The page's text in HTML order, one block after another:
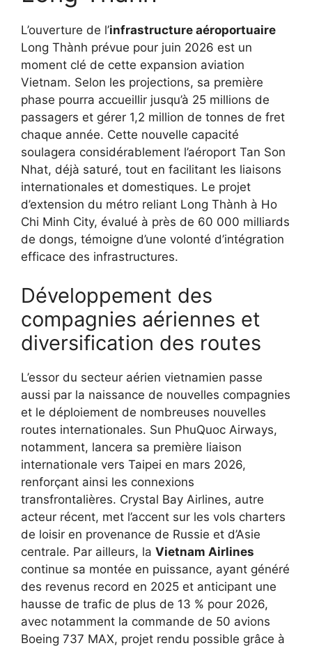
L’ouverture de l’infrastructure aéroportuaire
Long Thành prévue pour juin 2026 est un
moment clé de cette expansion aviation
Vietnam. Selon les projections, sa première
phase pourra accueillir jusqu’à 25 millions de
passagers et gérer 1,2 million de tonnes de fret
chaque année. Cette nouvelle capacité
soulagera considérablement l’aéroport Tan Son
Nhat, déjà saturé, tout en facilitant les liaisons
internationales et domestiques. Le projet
d’extension du métro reliant Long Thành à Ho
Chi Minh City, évalué à près de 60 000 milliards
de dongs, témoigne d’une volonté d’intégration
efficace des infrastructures.
Développement des
compagnies aériennes et
diversification des routes
L’essor du secteur aérien vietnamien passe
aussi par la naissance de nouvelles compagnies
et le déploiement de nombreuses nouvelles
routes internationales. Sun PhuQuoc Airways,
notamment, lancera sa première liaison
internationale vers Taipei en mars 2026,
renforçant ainsi les connexions
transfrontalières. Crystal Bay Airlines, autre
acteur récent, met l’accent sur les vols charters
de loisir en provenance de Russie et d’Asie
centrale. Par ailleurs, la Vietnam Airlines
continue sa montée en puissance, ayant généré
des revenus record en 2025 et anticipant une
hausse de trafic de plus de 13 % pour 2026,
avec notamment la commande de 50 avions
Boeing 737 MAX, projet rendu possible grâce à